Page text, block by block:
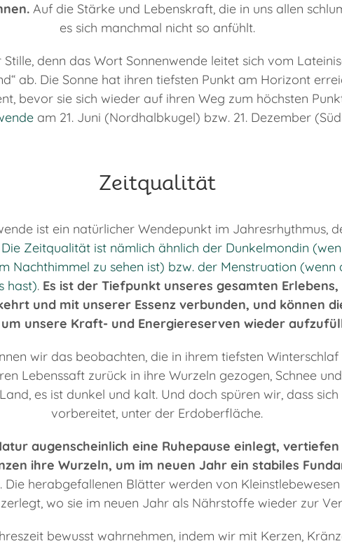
Auf die Stärke und Lebenskraft, die in uns allen
es sich manchmal nicht so anfühlt.
denn das Wort Sonnenwende leitet sich vom
ab. Die Sonne hat ihren tiefsten Punkt am Horizont
bevor sie sich wieder auf ihren Weg zum höchsten
am 21. Juni (Nordhalbkugel) bzw. 21. Dezember
Zeitqualität
ist ein natürlicher Wendepunkt im Jahresrhythmus,
Die Zeitqualität ist nämlich ähnlich der Dunkelmondin
Nachthimmel zu sehen ist) bzw. der Menstruation (wenn
hast). Es ist der Tiefpunkt unseres gesamten
und mit unserer Essenz verbunden, und können
unsere Kraft- und Energiereserven wieder
wir das beobachten, die in ihrem tiefsten Winterschlaf
Lebenssaft zurück in ihre Wurzeln gezogen, Schnee
es ist dunkel und kalt. Und doch spüren wir, dass
vorbereitet, unter der Erdoberfläche.
augenscheinlich eine Ruhepause einlegt,
ihre Wurzeln, um im neuen Jahr ein stabiles
. Die herabgefallenen Blätter werden von
wo sie im neuen Jahr als Nährstoffe wieder zur
bewusst wahrnehmen, indem wir mit Kerzen,